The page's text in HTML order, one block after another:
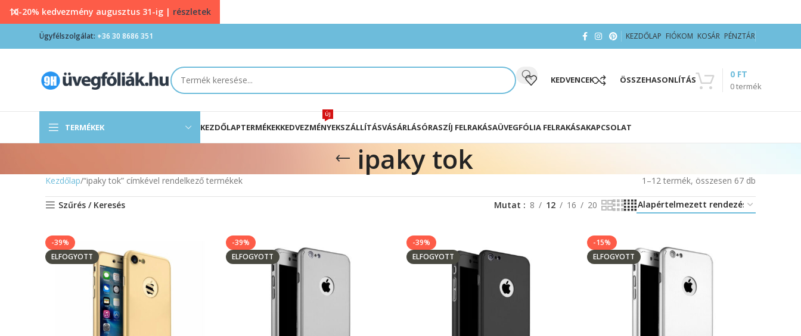
Ügyfélszolgálat: +36 30 8686 351 KEZDŐLAP FIÓKOM KOSÁR PÉNZTÁR
KEDVENCEK ÖSSZEHASONLÍTÁS
0termék
0 FT
TERMÉKEK KEZDŐLAPTERMÉKEKKEDVEZMÉNYEK
ÚJ
SZÁLLÍTÁSVÁSÁRLÁSÓRASZÍJ FELRAKÁSAÜVEGFÓLIA FELRAKÁSAKAPCSOLAT
ipaky tok
Kezdőlap “ipaky tok” címkével rendelkező termékek 1–12 termék, összesen 67 db
Szűrés / Keresés Mutat 8 12 16 20
-39%
ELFOGYOTT
-39%
ELFOGYOTT
-39%
ELFOGYOTT
-15%
ELFOGYOTT
10-20% kedvezmény augusztus 31-ig | részletek